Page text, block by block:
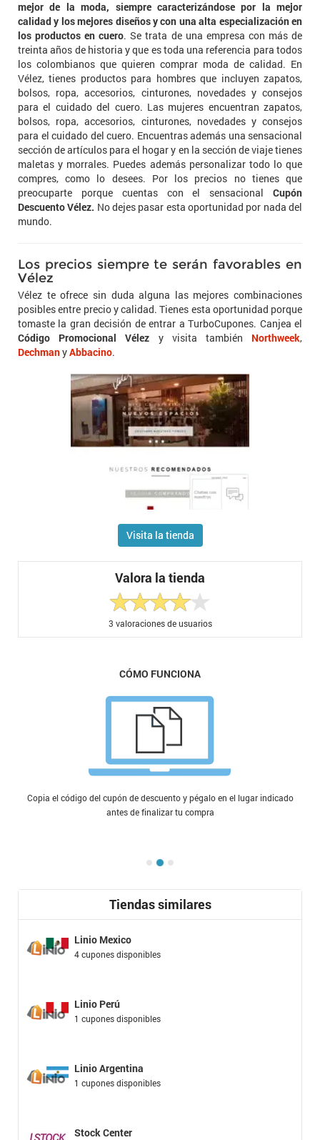
mejor de la moda, siempre caracterizándose por la mejor
calidad y los mejores diseños y con una alta especialización en
los productos en cuero. Se trata de una empresa con más de
treinta años de historia y que es toda una referencia para todos
los colombianos que quieren comprar moda de calidad. En
Vélez, tienes productos para hombres que incluyen zapatos,
bolsos, ropa, accesorios, cinturones, novedades y consejos
para el cuidado del cuero. Las mujeres encuentran zapatos,
bolsos, ropa, accesorios, cinturones, novedades y consejos
para el cuidado del cuero. Encuentras además una sensacional
sección de artículos para el hogar y en la sección de viaje tienes
maletas y morrales. Puedes además personalizar todo lo que
compres, como lo desees. Por los precios no tienes que
preocuparte porque cuentas con el sensacional Cupón
Descuento Vélez. No dejes pasar esta oportunidad por nada del
mundo.
Los precios siempre te serán favorables en
Vélez
Vélez te ofrece sin duda alguna las mejores combinaciones
posibles entre precio y calidad. Tienes esta oportunidad porque
tomaste la gran decisión de entrar a TurboCupones. Canjea el
Código Promocional Vélez y visita también Northweek,
DechmanyAbbacino.
Visita la tienda
Valora la tienda
3 valoraciones de usuarios
CÓMO FUNCIONA
Copia el código del cupón de descuento y pégalo en el lugar indicado
antes de finalizar tu compra
Tiendas similares
Linio Mexico
4 cupones disponibles
Linio Perú
1 cupones disponibles
Linio Argentina
1 cupones disponibles
Stock Center